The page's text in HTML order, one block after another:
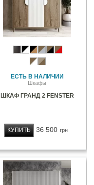
ЕСТЬ В НАЛИЧИИ
Шкафы
ШКАФ ГРАНД 2 FENSTER
36 500 грн
КУПИТЬ